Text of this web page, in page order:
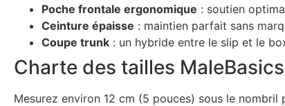
Poche frontale ergonomique : soutien
Ceinture épaisse : maintien parfait sans
Coupe trunk : un hybride entre le slip et le
Charte des tailles MaleBasics
Mesurez environ 12 cm (5 pouces) sous le